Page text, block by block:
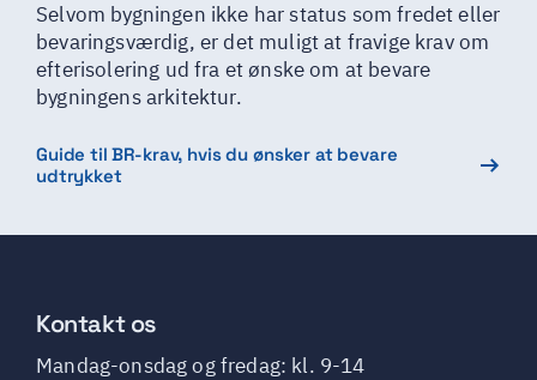
Selvom bygningen ikke har status som fredet eller
bevaringsværdig, er det muligt at fravige krav om
efterisolering ud fra et ønske om at bevare
bygningens arkitektur.
Guide til BR-krav, hvis du ønsker at bevare
udtrykket
Kontakt os
Mandag-onsdag og fredag: kl. 9-14